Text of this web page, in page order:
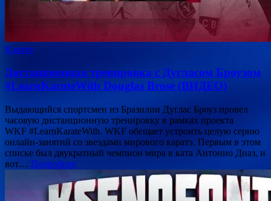
Карате
Дистанционная тренировка с Дугласом Броузом
#LearnKarateWith Douglas Brose (ВИДЕО)
Выдающийся спортсмен из Бразилии Дуглас Броуз провел
часовую дистанционную тренировку в рамках проекта
WKF #LearnKarateWith. WKF обещает устроить целую серию
онлайн-занятий со звездами мирового каратэ. Первым в этом
списке был двукратный чемпион мира в ката Антонио Диаз, и
вот… Подробнее